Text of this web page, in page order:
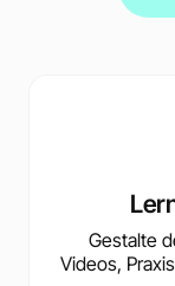
Gestalte
Videos,